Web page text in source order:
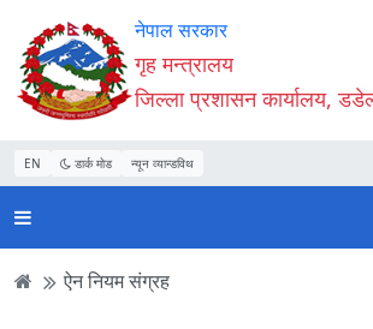
Accessibility
Mode
सुरु
गर्नुहोस्
सामाग्री
पढ्नुहाेस्
नेभिगेसन
पढ्नुहाेस्
वेबसाइट
खोजमा
जानुहोस्
नेपाल सरकार
गृह मन्त्रालय
जिल्ला प्रशासन कार्यालय,
EN डार्क मोड न्यून व्यान्डविथ
ऐन नियम संग्रह